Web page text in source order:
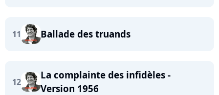
11 Ballade des truands
12
La complainte des infidèles -
Version 1956